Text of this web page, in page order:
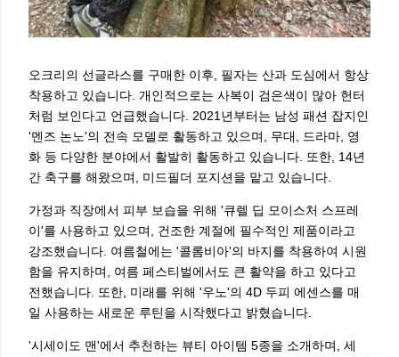
오크리의 선글라스를 구매한 이후, 필자는 산과 도심에서 항상
착용하고 있습니다. 개인적으로는 사복이 검은색이 많아 헌터
처럼 보인다고 언급했습니다. 2021년부터는 남성 패션 잡지인
'멘즈 논노'의 전속 모델로 활동하고 있으며, 무대, 드라마, 영
화 등 다양한 분야에서 활발히 활동하고 있습니다. 또한, 14년
간 축구를 해왔으며, 미드필더 포지션을 맡고 있습니다.
가정과 직장에서 피부 보습을 위해 '큐렐 딥 모이스처 스프레
이'를 사용하고 있으며, 건조한 계절에 필수적인 제품이라고
강조했습니다. 여름철에는 '콜롬비아'의 바지를 착용하여 시원
함을 유지하며, 여름 페스티벌에서도 큰 활약을 하고 있다고
전했습니다. 또한, 미래를 위해 '우노'의 4D 두피 에센스를 매
일 사용하는 새로운 루틴을 시작했다고 밝혔습니다.
'시세이도 맨'에서 추천하는 뷰티 아이템 5종을 소개하며, 세